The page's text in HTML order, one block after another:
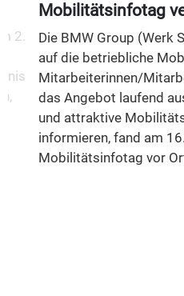
2.
Mobilitätsinfotag
Die BMW Group (Werk
auf die betriebliche
Mitarbeiterinnen/
das Angebot laufend
und attraktive
informieren, fand am
Mobilitätsinfotag vor